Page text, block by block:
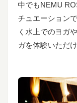
中でもNEMU
チュエーション
く水上でのヨガ
ガを体験いただけ